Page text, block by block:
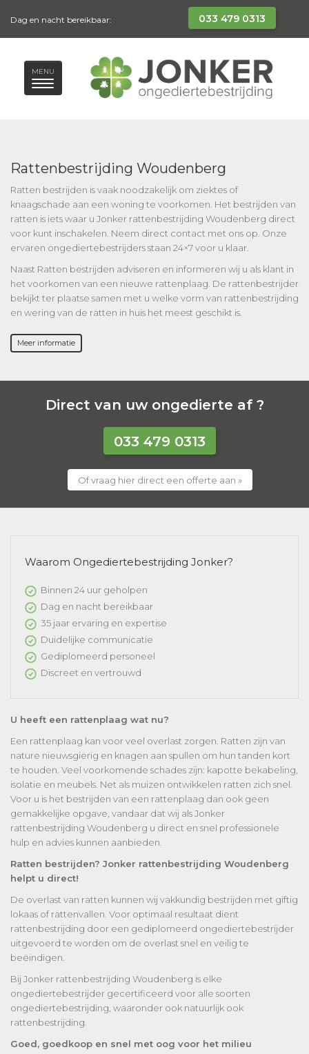
Dag en nacht bereikbaar: 033 479 0313
MENU
Rattenbestrijding Woudenberg
Ratten bestrijden is vaak noodzakelijk om ziektes of
knaagschade aan een woning te voorkomen. Het bestrijden van
ratten is iets waar u Jonker rattenbestrijding Woudenberg direct
voor kunt inschakelen. Neem direct contact met ons op. Onze
ervaren ongediertebestrijders staan 24×7 voor u klaar.
Naast Ratten bestrijden adviseren en informeren wij u als klant in
het voorkomen van een nieuwe rattenplaag. De rattenbestrijder
bekijkt ter plaatse samen met u welke vorm van rattenbestrijding
en wering van de ratten in huis het meest geschikt is.
Meer informatie
Direct van uw ongedierte af ?
033 479 0313
Of vraag hier direct een offerte aan »
Waarom Ongediertebestrijding Jonker?
Binnen 24 uur geholpen
Dag en nacht bereikbaar
35 jaar ervaring en expertise
Duidelijke communicatie
Gediplomeerd personeel
Discreet en vertrouwd
U heeft een rattenplaag wat nu?
Een rattenplaag kan voor veel overlast zorgen. Ratten zijn van
nature nieuwsgierig en knagen aan spullen om hun tanden kort
te houden. Veel voorkomende schades zijn: kapotte bekabeling,
isolatie en meubels. Net als muizen ontwikkelen ratten zich snel.
Voor u is het bestrijden van een rattenplaag dan ook geen
gemakkelijke opgave, vandaar dat wij als Jonker
rattenbestrijding Woudenberg u direct en snel professionele
hulp en advies kunnen aanbieden.
Ratten bestrijden? Jonker rattenbestrijding Woudenberg
helpt u direct!
De overlast van ratten kunnen wij vakkundig bestrijden met giftig
lokaas of rattenvallen. Voor optimaal resultaat dient
rattenbestrijding door een gediplomeerd ongediertebestrijder
uitgevoerd te worden om de overlast snel en veilig te
beëindigen.
Bij Jonker rattenbestrijding Woudenberg is elke
ongediertebestrijder gecertificeerd voor alle soorten
ongediertebestrijding, waaronder ook natuurlijk ook
rattenbestrijding.
Goed, goedkoop en snel met oog voor het milieu